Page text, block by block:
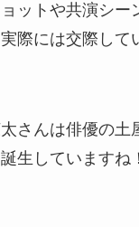
ットや共演シー
際には交際して
さんは俳優の土
生していますね！